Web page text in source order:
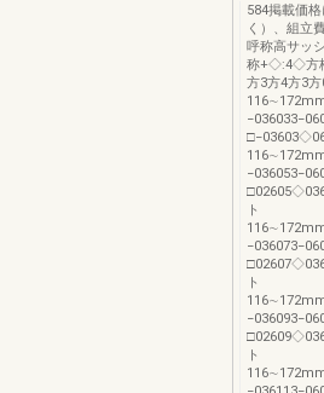
584掲載価
く）、組立
呼称高サッ
称+◇:4◇方
方3方4方3方
ト
ト
ト